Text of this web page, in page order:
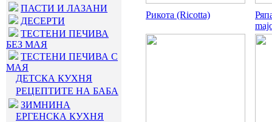
ПАСТИ И ЛАЗАНИ
ДЕСЕРТИ
ТЕСТЕНИ ПЕЧИВА
БЕЗ МАЯ
ТЕСТЕНИ ПЕЧИВА С
МАЯ
ДЕТСКА КУХНЯ
РЕЦЕПТИТЕ НА БАБА
ЗИМНИНА
ЕРГЕНСКА КУХНЯ
Рикота (Ricotta)